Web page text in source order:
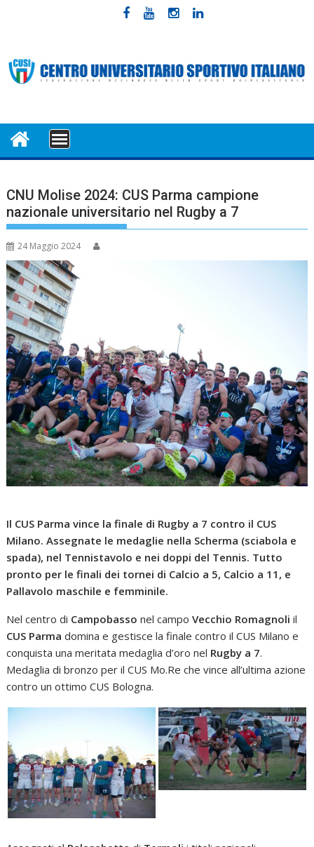
MENU
CNU Molise 2024: CUS Parma campione
nazionale universitario nel Rugby a 7
24 Maggio 2024
Il CUS Parma vince la finale di Rugby a 7 contro il CUS
Milano. Assegnate le medaglie nella Scherma (sciabola e
spada), nel Tennistavolo e nei doppi del Tennis. Tutto
pronto per le finali dei tornei di Calcio a 5, Calcio a 11, e
Pallavolo maschile e femminile.
Nel centro di Campobasso nel campoVecchio Romagnoli il
CUS Parma domina e gestisce la finale contro il CUS Milano e
conquista una meritata medaglia d’oro nel Rugby a 7.
Medaglia di bronzo per il CUS Mo.Re che vince all’ultima azione
contro un ottimo CUS Bologna.